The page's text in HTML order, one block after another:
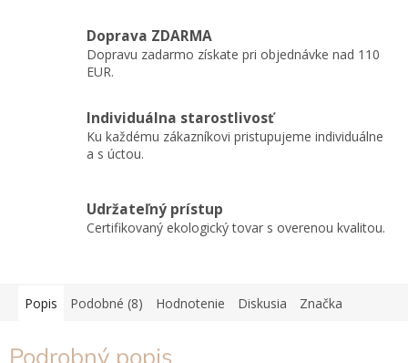
Doprava ZDARMA
Dopravu zadarmo získate pri objednávke nad 110
EUR.
Individuálna starostlivosť
Ku každému zákazníkovi pristupujeme individuálne
a s úctou.
Udržateľný prístup
Certifikovaný ekologický tovar s overenou kvalitou.
Popis Podobné (8) Hodnotenie Diskusia Značka
Podrobný popis